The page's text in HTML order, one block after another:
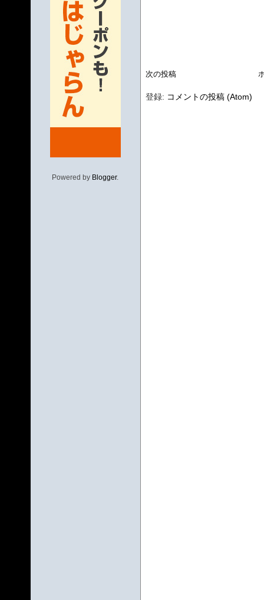
Powered by Blogger.
次の投稿
登録: コメントの投稿 (Atom)